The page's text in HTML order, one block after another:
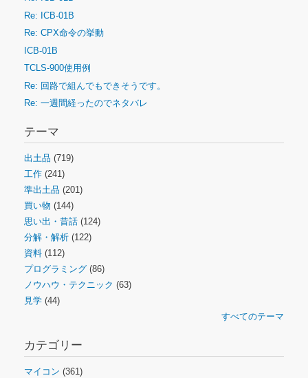
Re: ICB-01B
Re: CPX命令の挙動
ICB-01B
TCLS-900使用例
Re: 回路で組んでもできそうです。
Re: 一週間経ったのでネタバレ
テーマ
出土品 (719)
工作 (241)
準出土品 (201)
買い物 (144)
思い出・昔話 (124)
分解・解析 (122)
資料 (112)
プログラミング (86)
ノウハウ・テクニック (63)
見学 (44)
すべてのテーマ
カテゴリー
マイコン (361)